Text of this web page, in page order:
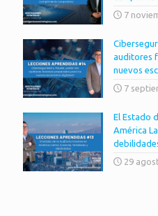
7
auditores
nuevos
7
El Estado
América
29